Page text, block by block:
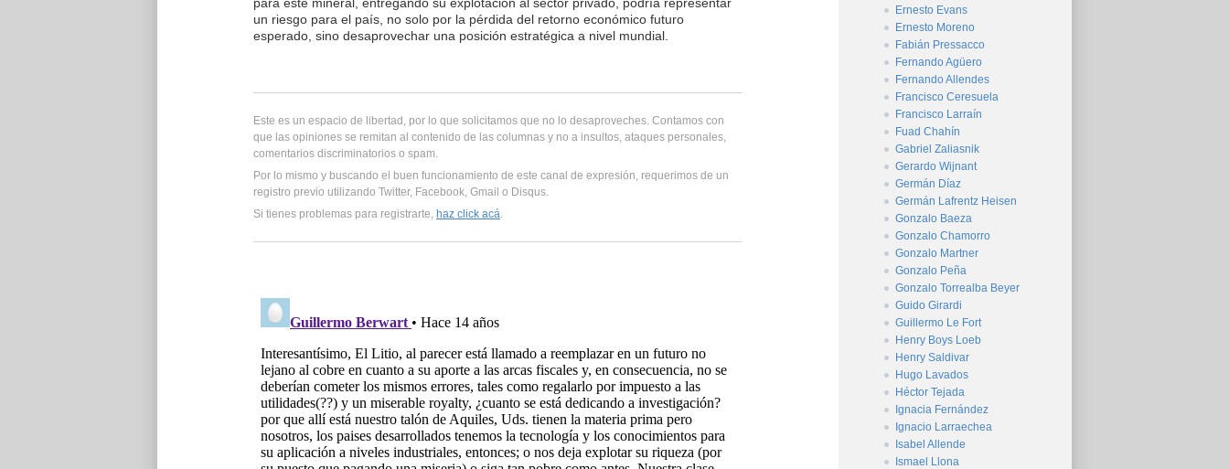
un riesgo para el país, no solo por la pérdida del retorno económico futuro
esperado, sino desaprovechar una posición estratégica a nivel mundial.
Este es un espacio de libertad, por lo que solicitamos que no lo desaproveches. Contamos con
que las opiniones se remitan al contenido de las columnas y no a insultos, ataques personales,
comentarios discriminatorios o spam.
Por lo mismo y buscando el buen funcionamiento de este canal de expresión, requerimos de un
registro previo utilizando Twitter, Facebook, Gmail o Disqus.
Si tienes problemas para registrarte, haz click acá.
Ernesto Evans
Ernesto Moreno
Fabián Pressacco
Fernando Agüero
Fernando Allendes
Francisco Ceresuela
Francisco Larraín
Fuad Chahín
Gabriel Zaliasnik
Gerardo Wijnant
Germán Díaz
Germán Lafrentz Heisen
Gonzalo Baeza
Gonzalo Chamorro
Gonzalo Martner
Gonzalo Peña
Gonzalo Torrealba Beyer
Guido Girardi
Guillermo Le Fort
Henry Boys Loeb
Henry Saldivar
Hugo Lavados
Héctor Tejada
Ignacia Fernández
Ignacio Larraechea
Isabel Allende
Ismael Llona